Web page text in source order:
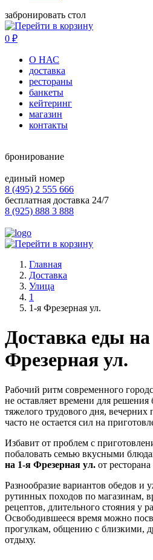
забронировать стол
0 ₽
О НАС
доставка
рестораны
банкеты
кейтеринг
магазин
контакты
бронирование
единый номер
8 (495) 2 555 666
бесплатная доставка 24/7
8 (925) 888 3 888
Главная
Доставка
Улица
1
1-я Фрезерная ул.
Доставка еды
Фрезерная ул.
Рабочий ритм современного
не оставляет времени для
тяжелого трудового дня,
часто не остается сил на
Избавит от проблем с
побаловать семью вкусными
на 1-я Фрезерная ул. от
Разнообразие вариантов обедов и
рутинных походов по магазинам,
рецептов, длительного стояния у
Освободившееся время можно
прогулкам, общению с близкими,
отдыху.